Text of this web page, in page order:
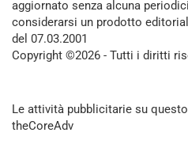
aggiornato senza alcuna
considerarsi un prodotto
del 07.03.2001
Copyright ©2026 - Tutti i diritti
Le attività pubblicitarie su
theCoreAdv